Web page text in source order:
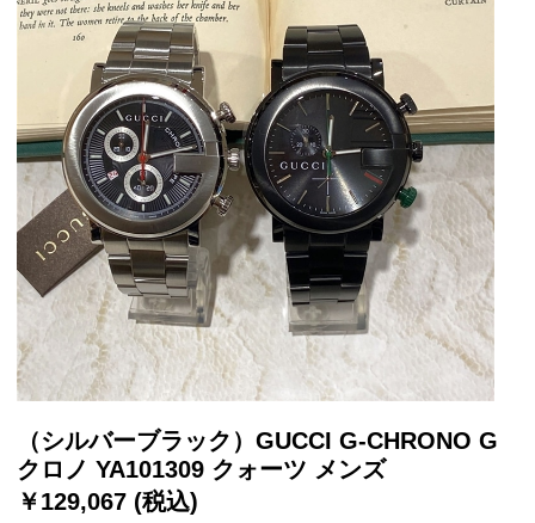
（シルバーブラック）GUCCI G-CHRONO G
クロノ YA101309 クォーツ メンズ
￥129,067 (税込)